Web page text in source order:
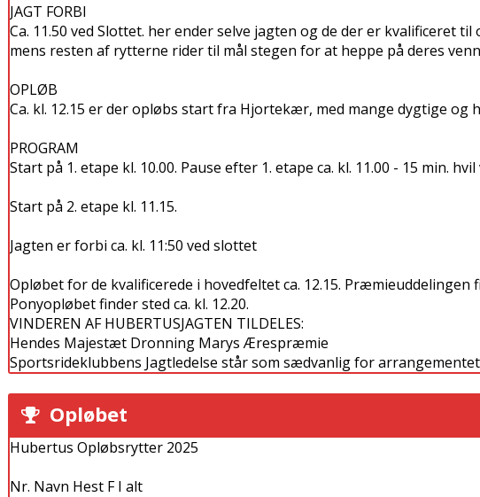
JAGT FORBI
Ca. 11.50 ved Slottet. her ender selve jagten og de der er
mens resten af rytterne rider til mål stegen for at heppe på deres
OPLØB
Ca. kl. 12.15 er der opløbs start fra Hjortekær, med mange dygtige og
PROGRAM
Start på 1. etape kl. 10.00. Pause efter 1. etape ca. kl. 11.00 - 15 min.
Start på 2. etape kl. 11.15.
Jagten er forbi ca. kl. 11:50 ved slottet
Opløbet for de kvalificerede i hovedfeltet ca. 12.15.
Ponyopløbet finder sted ca. kl. 12.20.
VINDEREN AF HUBERTUSJAGTEN TILDELES:
Hendes Majestæt Dronning Marys Ærespræmie
Sportsrideklubbens Jagtledelse står som sædvanlig for
Opløbet
Hubertus Opløbsrytter 2025
Nr. Navn Hest F I alt